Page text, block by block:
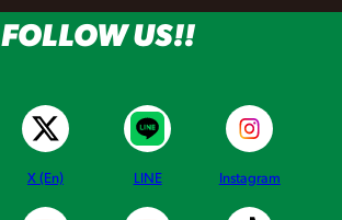
FOLLOW US!!
X (En) LINE Instagram